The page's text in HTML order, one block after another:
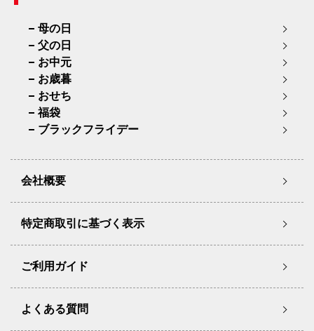
母の日
父の日
お中元
お歳暮
おせち
福袋
ブラックフライデー
会社概要
特定商取引に基づく表示
ご利用ガイド
よくある質問